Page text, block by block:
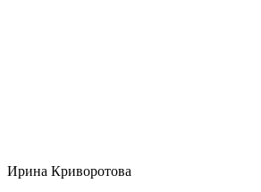
Ирина Криворотова